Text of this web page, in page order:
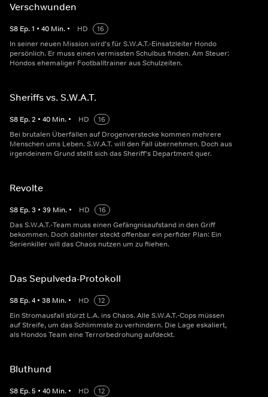
Verschwunden
S8 Ep.1 • 40 Min. • HD
16
In seiner neuen Mission wird's für S.W.A.T.-Einsatzleiter Hondo
persönlich. Er muss einen vermissten Schulbus finden. Am Steuer:
Hondos ehemaliger Footballtrainer aus Schulzeiten.
Sheriffs vs. S.W.A.T.
S8 Ep.2 • 40 Min. • HD
16
Bei brutalen Überfällen auf Drogenverstecke kommen mehrere
Menschen ums Leben. S.W.A.T. will den Fall übernehmen. Doch aus
irgendeinem Grund stellt sich das Sheriff's Department quer.
Revolte
S8 Ep.3 • 39 Min. • HD
16
Das S.W.A.T.-Team muss einen Gefängnisaufstand in den Griff
bekommen. Doch dahinter steckt offenbar ein perfider Plan: Ein
Serienkiller will das Chaos nutzen um zu fliehen.
Das Sepulveda-Protokoll
S8 Ep.4 • 38 Min. • HD
12
Ein Stromausfall stürzt L.A. ins Chaos. Alle S.W.A.T.-Cops müssen
auf Streife, um das Schlimmste zu verhindern. Die Lage eskaliert,
als Hondos Team eine Terrorbedrohung aufdeckt.
Bluthund
S8 Ep.5 • 40 Min. • HD
12